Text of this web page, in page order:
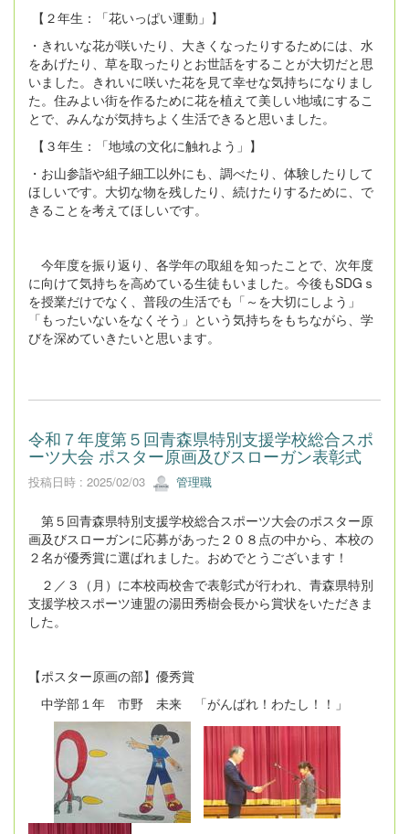
【２年生：「花いっぱい運動」】
・きれいな花が咲いたり、大きくなったりするためには、水
をあげたり、草を取ったりとお世話をすることが大切だと思
いました。きれいに咲いた花を見て幸せな気持ちになりまし
た。住みよい街を作るために花を植えて美しい地域にするこ
とで、みんなが気持ちよく生活できると思いました。
【３年生：「地域の文化に触れよう」】
・お山参詣や組子細工以外にも、調べたり、体験したりして
ほしいです。大切な物を残したり、続けたりするために、で
きることを考えてほしいです。
今年度を振り返り、各学年の取組を知ったことで、次年度
に向けて気持ちを高めている生徒もいました。今後もSDGｓ
を授業だけでなく、普段の生活でも「～を大切にしよう」
「もったいないをなくそう」という気持ちをもちながら、学
びを深めていきたいと思います。
令和７年度第５回青森県特別支援学校総合スポ
ーツ大会 ポスター原画及びスローガン表彰式
投稿日時 : 2025/02/03 管理職
第５回青森県特別支援学校総合スポーツ大会のポスター原
画及びスローガンに応募があった２０８点の中から、本校の
２名が優秀賞に選ばれました。おめでとうございます！
２／３（月）に本校両校舎で表彰式が行われ、青森県特別
支援学校スポーツ連盟の湯田秀樹会長から賞状をいただきま
した。
【ポスター原画の部】優秀賞
中学部１年 市野 未来 「がんばれ！わたし！！」